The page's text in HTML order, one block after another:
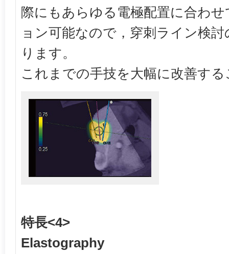
際にもあらゆる電極配置に合わ
ョン可能なので，穿刺ライン検
ります。
これまでの手技を大幅に改善す
特長<4>
Elastography